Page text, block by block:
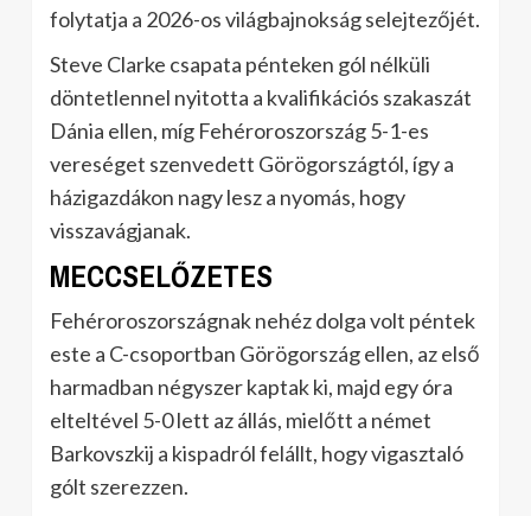
folytatja a 2026-os világbajnokság selejtezőjét.
Steve Clarke csapata pénteken gól nélküli
döntetlennel nyitotta a kvalifikációs szakaszát
Dánia ellen, míg Fehéroroszország 5-1-es
vereséget szenvedett Görögországtól, így a
házigazdákon nagy lesz a nyomás, hogy
visszavágjanak.
MECCSELŐZETES
Fehéroroszországnak nehéz dolga volt péntek
este a C-csoportban Görögország ellen, az első
harmadban négyszer kaptak ki, majd egy óra
elteltével 5-0 lett az állás, mielőtt a német
Barkovszkij a kispadról felállt, hogy vigasztaló
gólt szerezzen.